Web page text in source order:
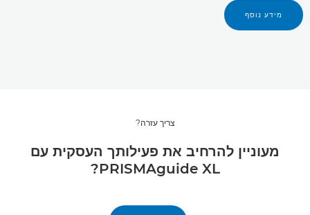
מידע נוסף
צריך עזרה?
מעוניין להרחיב את פעילותך העסקית עם
PRISMAguide XL?